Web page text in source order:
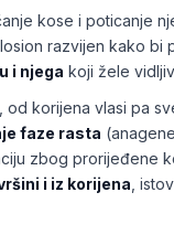
kose i poticanje
razvijen kako bi
i njega koji žele
korijena vlasi pa
faze rasta
zbog prorijeđene
i iz korijena ,